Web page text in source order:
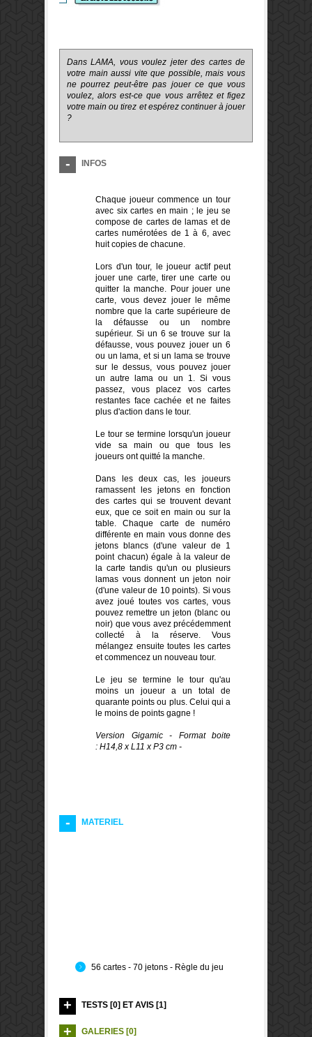
Dans LAMA, vous voulez jeter des cartes de
votre main aussi vite que possible, mais vous
ne pourrez peut-être pas jouer ce que vous
voulez, alors est-ce que vous arrêtez et figez
votre main ou tirez et espérez continuer à jouer
?
INFOS
Chaque joueur commence un tour
avec six cartes en main ; le jeu se
compose de cartes de lamas et de
cartes numérotées de 1 à 6, avec
huit copies de chacune.
Lors d'un tour, le joueur actif peut
jouer une carte, tirer une carte ou
quitter la manche. Pour jouer une
carte, vous devez jouer le même
nombre que la carte supérieure de
la défausse ou un nombre
supérieur. Si un 6 se trouve sur la
défausse, vous pouvez jouer un 6
ou un lama, et si un lama se trouve
sur le dessus, vous pouvez jouer
un autre lama ou un 1. Si vous
passez, vous placez vos cartes
restantes face cachée et ne faites
plus d'action dans le tour.
Le tour se termine lorsqu'un joueur
vide sa main ou que tous les
joueurs ont quitté la manche.
Dans les deux cas, les joueurs
ramassent les jetons en fonction
des cartes qui se trouvent devant
eux, que ce soit en main ou sur la
table. Chaque carte de numéro
différente en main vous donne des
jetons blancs (d'une valeur de 1
point chacun) égale à la valeur de
la carte tandis qu'un ou plusieurs
lamas vous donnent un jeton noir
(d'une valeur de 10 points). Si vous
avez joué toutes vos cartes, vous
pouvez remettre un jeton (blanc ou
noir) que vous avez précédemment
collecté à la réserve. Vous
mélangez ensuite toutes les cartes
et commencez un nouveau tour.
Le jeu se termine le tour qu'au
moins un joueur a un total de
quarante points ou plus. Celui qui a
le moins de points gagne !
Version Gigamic - Format boite
: H14,8 x L11 x P3 cm -
MATERIEL
56 cartes - 70 jetons - Règle du jeu
TESTS [0] ET AVIS [1]
GALERIES [0]